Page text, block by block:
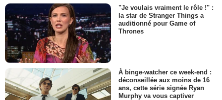
"Je voulais vraiment le rôle !" :
la star de Stranger Things a
auditionné pour Game of
Thrones
À binge-watcher ce week-end :
déconseillée aux moins de 16
ans, cette série signée Ryan
Murphy va vous captiver